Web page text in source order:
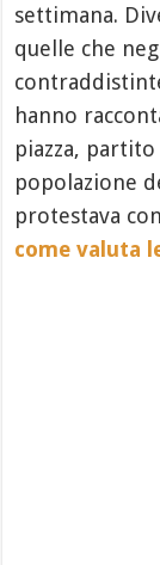
settimana.
quelle che
hanno
piazza,
popolazione
protestava
come valuta